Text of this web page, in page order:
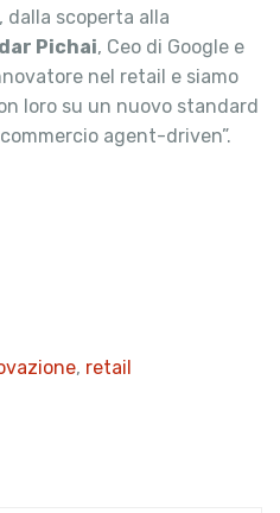
dalla scoperta alla
Pichai, Ceo di Google e
nel retail e siamo
loro su un nuovo standard
agent-driven”.
, retail